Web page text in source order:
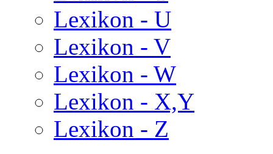
Lexikon - U
Lexikon - V
Lexikon - W
Lexikon - X,Y
Lexikon - Z